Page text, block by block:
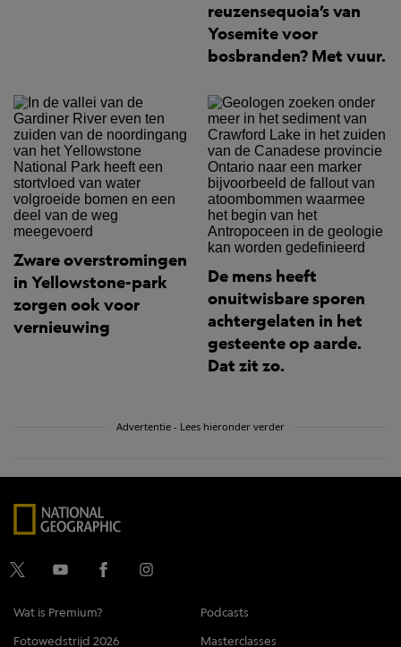
reuzensequoia’s van
Yosemite voor
bosbranden? Met vuur.
Zware overstromingen
in Yellowstone-park
zorgen ook voor
vernieuwing
De mens heeft
onuitwisbare sporen
achtergelaten in het
gesteente op aarde.
Dat zit zo.
Advertentie - Lees hieronder verder
Wat is Premium?
Podcasts
Fotowedstrijd 2026
Masterclasses